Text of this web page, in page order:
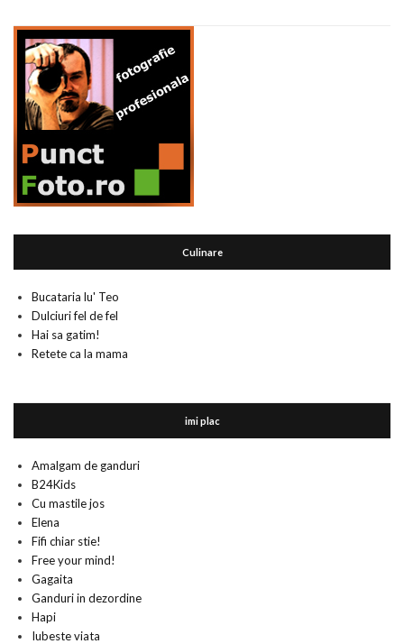
Culinare
Bucataria lu' Teo
Dulciuri fel de fel
Hai sa gatim!
Retete ca la mama
imi plac
Amalgam de ganduri
B24Kids
Cu mastile jos
Elena
Fifi chiar stie!
Free your mind!
Gagaita
Ganduri in dezordine
Hapi
Iubeste viata